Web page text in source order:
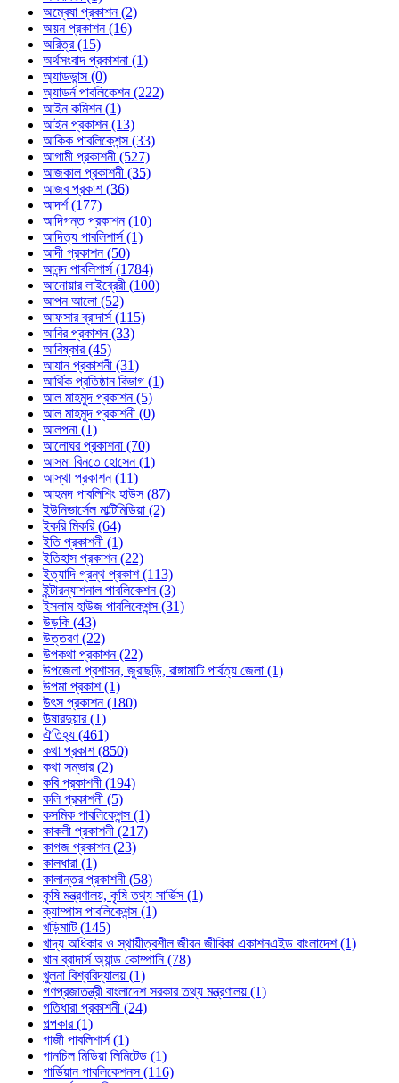
অম্বেষা প্রকাশন (2)
অয়ন প্রকাশন (16)
অরিত্র (15)
অর্থসংবাদ প্রকাশনা (1)
অ্যাডভান্স (0)
অ্যাডর্ন পাবলিকেশন (222)
আইন কমিশন (1)
আইন প্রকাশন (13)
আকিক পাবলিকেশন্স (33)
আগামী প্রকাশনী (527)
আজকাল প্রকাশনী (35)
আজব প্রকাশ (36)
আদর্শ (177)
আদিগন্ত প্রকাশন (10)
আদিত্য পাবলিশার্স (1)
আদী প্রকাশন (50)
আনন্দ পাবলিশার্স (1784)
আনোয়ার লাইব্রেরী (100)
আপন আলো (52)
আফসার ব্রাদার্স (115)
আবির প্রকাশন (33)
আবিষ্কার (45)
আযান প্রকাশনী (31)
আর্থিক প্রতিষ্ঠান বিভাগ (1)
আল মাহমুদ প্রকাশন (5)
আল মাহমুদ প্রকাশনী (0)
আলপনা (1)
আলোঘর প্রকাশনা (70)
আসমা বিনতে হোসেন (1)
আস্থা প্রকাশন (11)
আহমদ পাবলিশিং হাউস (87)
ইউনিভার্সেল মাল্টিমিডিয়া (2)
ইকরি মিকরি (64)
ইতি প্রকাশনী (1)
ইতিহাস প্রকাশন (22)
ইত্যাদি গ্রন্থ প্রকাশ (113)
ইন্টারন্যাশনাল পাবলিকেশন (3)
ইসলাম হাউজ পাবলিকেশন্স (31)
উড়কি (43)
উত্তরণ (22)
উপকথা প্রকাশন (22)
উপজেলা প্রশাসন, জুরাছড়ি, রাঙ্গামাটি পার্বত্য জেলা (1)
উপমা প্রকাশ (1)
উৎস প্রকাশন (180)
ঊষারদুয়ার (1)
ঐতিহ্য (461)
কথা প্রকাশ (850)
কথা সম্ভার (2)
কবি প্রকাশনী (194)
কলি প্রকাশনী (5)
কসমিক পাবলিকেশন্স (1)
কাকলী প্রকাশনী (217)
কাগজ প্রকাশন (23)
কালধারা (1)
কালান্তর প্রকাশনী (58)
কৃষি মন্ত্রণালয়, কৃষি তথ্য সার্ভিস (1)
ক্যাম্পাস পাবলিকেশন্স (1)
খড়িমাটি (145)
খাদ্য অধিকার ও স্থায়ীত্বশীল জীবন জীবিকা একাশনএইড বাংলাদেশ (1)
খান ব্রাদার্স অ্যান্ড কোম্পানি (78)
খুলনা বিশ্ববিদ্যালয় (1)
গণপ্রজাতন্ত্রী বাংলাদেশ সরকার তথ্য মন্ত্রণালয় (1)
গতিধারা প্রকাশনী (24)
গল্পকার (1)
গাজী পাবলিশার্স (1)
গানচিল মিডিয়া লিমিটেড (1)
গার্ডিয়ান পাবলিকেশনস (116)